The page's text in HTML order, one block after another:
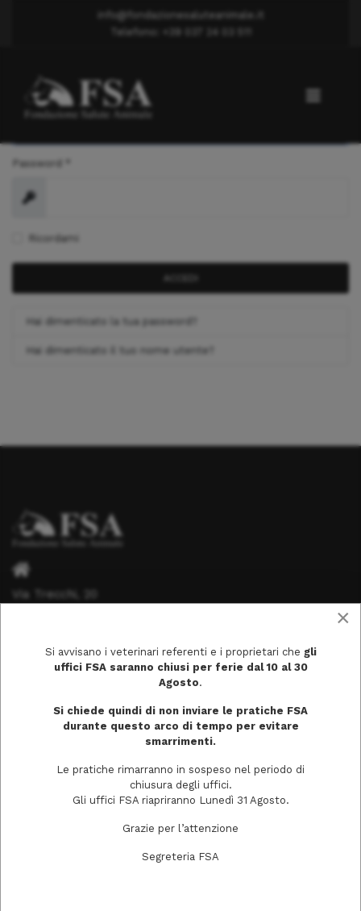
info@fondazionesaluteanimale.it
Telefono: +39 037 24 03 511
Nome utente *
Password
Mostra
Ricordami
Hai dimenticato la tua password?
Hai dimenticato il tuo nome utente?
Via Trecchi, 20
info@fondazionesaluteanimale.it
×
Si avvisano i veterinari referenti e i proprietari che gli
uffici FSA saranno chiusi per ferie dal 10 al 30
Agosto.
Si chiede quindi di non inviare le pratiche FSA
durante questo arco di tempo per evitare
smarrimenti.
Le pratiche rimarranno in sospeso nel periodo di
chiusura degli uffici.
Gli uffici FSA riapriranno Lunedì 31 Agosto.
Grazie per l’attenzione
Segreteria FSA